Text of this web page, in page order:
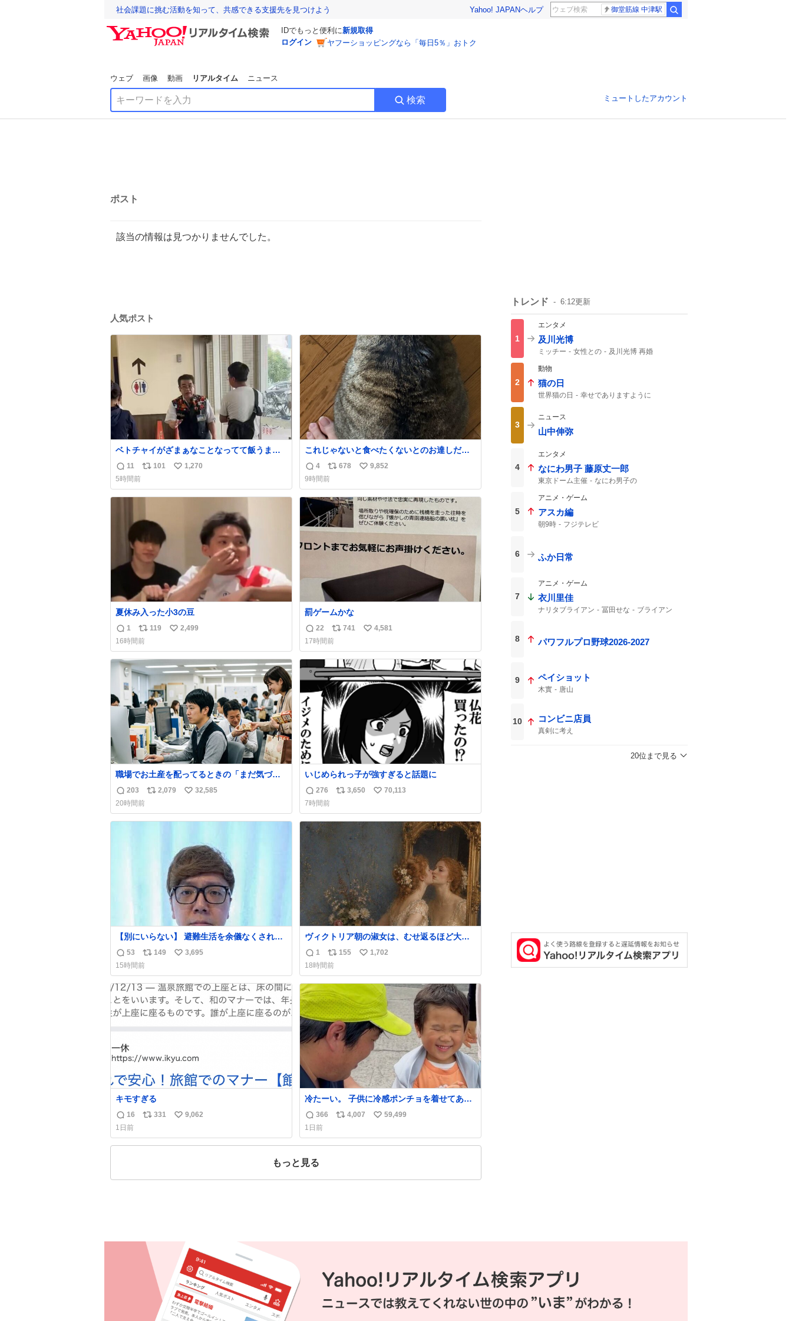
社会課題に挑む活動を知って、共感できる支援先を見つけよう Yahoo! JAPANヘルプ 御堂筋線 中津駅
IDでもっと便利に新規取得
ログイン
ヤフーショッピングなら「毎日5％」おトク
ウェブ 画像 動画 リアルタイム ニュース
検索 ミュートしたアカウント
ポスト
該当の情報は見つかりませんでした。
人気ポスト
ベトチャイがざまぁなことなってて飯うます
ぎる〜〜〜！！！！！！！！ 店員さんの神対
応によって先頭並んでたのに列からハブられ
てたwwwwwwwwwwww
返
信
数
11
リ
ス
数
101
い
ね
1,270
5時間前
これじゃないと食べたくないとのお達しだっ
たので、しっぽ置き場係になっている
返
信
数
4
リ
ポ
ス
ト
数
678
い
ね
数
9,852
9時間前
夏休み入った小3の豆
返
信
数
1
リ
ポ
ス
ト
数
119
い
ね
数
2,499
16時間前
罰ゲームかな
返
信
数
22
リ
ポ
ス
ト
数
741
い
ね
数
4,581
17時間前
職場でお土産を配ってるときの「まだ気づい
てませんよ」的な演技が毎回シンドい。
返
信
数
203
リ
ス
2,079
い
ね
32,585
20時間前
いじめられっ子が強すぎると話題に
返
信
数
276
リ
ス
3,650
い
ね
70,113
7時間前
【別にいらない】 避難生活を余儀なくされて
いる子どもたちのためにヒカキンボックス
1000個を寄付させていただきました
返
信
数
53
リ
ポ
ス
ト
数
149
い
ね
数
3,695
15時間前
ヴィクトリア朝の淑女は、むせ返るほど大量
の香水を身につけるものではないとされてい
た。それでも香水は、髪や肌の手入れと同じ
くらい、ヴィクトリア朝の女性達の美容習慣
に欠かせないものだった。 当時の香水は、現
在私たちが知る香水よりも単純な組成で、そ
の大部分は薔薇、菫、ベルガモット、
返
信
数
1
リ
ポ
ス
ト
数
155
い
ね
1,702
18時間前
キモすぎる
返
信
数
16
リ
ス
331
い
ね
9,062
1日前
冷たーい。 子供に冷感ポンチョを着せてあげ
たら大はしゃぎで喜んでくれました。 こんな
素敵な代物を提供してくれた山口県の恩師に
感謝。
返
信
数
366
リ
ス
4,007
い
ね
59,499
1日前
もっと見る
トレンド 6:12更新
1
エンタメ
及川光博
ミッチー 女性との
及川光博 再婚
俳優として
2
動物
猫の日
世界猫の日
幸せでありますように
3
ニュース
山中伸弥
4
エンタメ
なにわ男子 藤原丈一郎
東京ドーム主催
なにわ男子の
東京ドーム
5
アニメ・ゲーム
アスカ編
朝9時 フジテレビ
6 ふか日常
7
アニメ・ゲーム
衣川里佳
ナリタブライアン 冨田せな
ブライアン
8 パワフルプロ野球2026-2027
9 ペイショット
木實 唐山
10 コンビニ店員
真剣に考え
20位まで見る